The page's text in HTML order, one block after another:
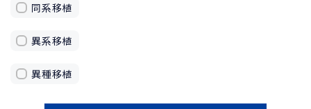
同系移植
異系移植
異種移植